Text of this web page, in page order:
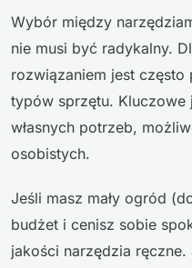
Wybór między
nie musi być radykalny.
rozwiązaniem jest
typów sprzętu. Kluczowe
własnych potrzeb,
osobistych.
Jeśli masz mały ogród
budżet i cenisz sobie
jakości narzędzia